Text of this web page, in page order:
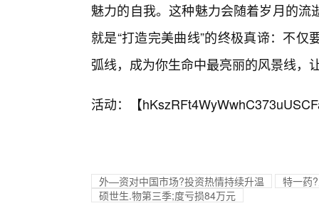
魅力的自我。这种魅力会随着岁月的
就是“打造完美曲线”的终极真谛：不
弧线，成为你生命中最亮丽的风景线，
活动：【
外—资对中国市场?投资热情持续升温
特一药
硕世生.物第三季;度亏损84万元